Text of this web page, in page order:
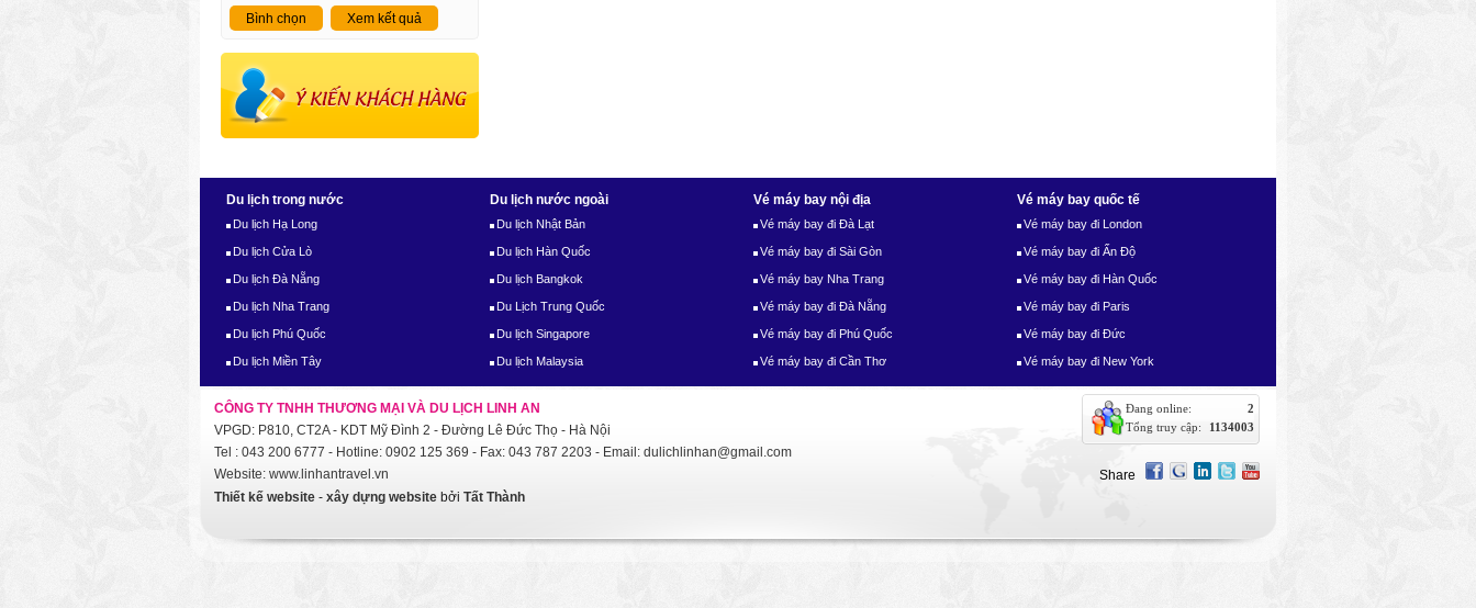
Bình chọn Xem kết quả
Du lịch trong nước
Du lịch Hạ Long
Du lịch Cửa Lò
Du lịch Đà Nẵng
Du lịch Nha Trang
Du lịch Phú Quốc
Du lịch Miền Tây
Du lịch nước ngoài
Du lịch Nhật Bản
Du lịch Hàn Quốc
Du lịch Bangkok
Du Lịch Trung Quốc
Du lịch Singapore
Du lịch Malaysia
Vé máy bay nội địa
Vé máy bay đi Đà Lạt
Vé máy bay đi Sài Gòn
Vé máy bay Nha Trang
Vé máy bay đi Đà Nẵng
Vé máy bay đi Phú Quốc
Vé máy bay đi Cần Thơ
Vé máy bay quốc tế
Vé máy bay đi London
Vé máy bay đi Ấn Độ
Vé máy bay đi Hàn Quốc
Vé máy bay đi Paris
Vé máy bay đi Đức
Vé máy bay đi New York
CÔNG TY TNHH THƯƠNG MẠI VÀ DU LỊCH LINH AN
VPGD: P810, CT2A - KDT Mỹ Đình 2 - Đường Lê Đức Thọ - Hà Nội
Tel : 043 200 6777 - Hotline: 0902 125 369 - Fax: 043 787 2203 - Email: dulichlinhan@gmail.com
Website: www.linhantravel.vn
Thiết kế website - xây dựng website bởi Tất Thành
Đang online:
2
Tổng truy cập:
1134003
Share